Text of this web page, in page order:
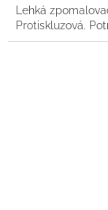
Lehká
Protiskluzová.